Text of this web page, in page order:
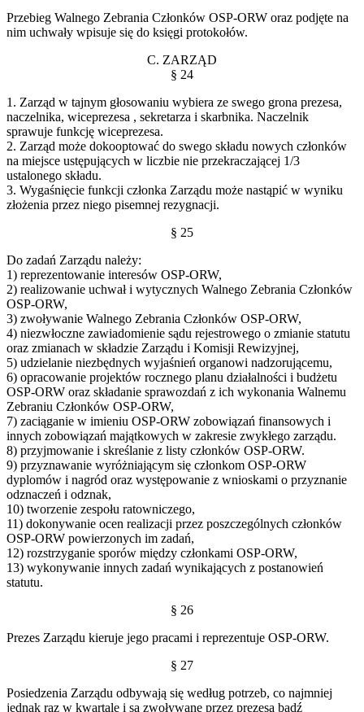
Przebieg Walnego Zebrania Członków OSP-ORW oraz podjęte na
nim uchwały wpisuje się do księgi protokołów.
C. ZARZĄD
§ 24
1. Zarząd w tajnym głosowaniu wybiera ze swego grona prezesa,
naczelnika, wiceprezesa , sekretarza i skarbnika. Naczelnik
sprawuje funkcję wiceprezesa.
2. Zarząd może dokooptować do swego składu nowych członków
na miejsce ustępujących w liczbie nie przekraczającej 1/3
ustalonego składu.
3. Wygaśnięcie funkcji członka Zarządu może nastąpić w wyniku
złożenia przez niego pisemnej rezygnacji.
§ 25
Do zadań Zarządu należy:
1) reprezentowanie interesów OSP-ORW,
2) realizowanie uchwał i wytycznych Walnego Zebrania Członków
OSP-ORW,
3) zwoływanie Walnego Zebrania Członków OSP-ORW,
4) niezwłoczne zawiadomienie sądu rejestrowego o zmianie statutu
oraz zmianach w składzie Zarządu i Komisji Rewizyjnej,
5) udzielanie niezbędnych wyjaśnień organowi nadzorującemu,
6) opracowanie projektów rocznego planu działalności i budżetu
OSP-ORW oraz składanie sprawozdań z ich wykonania Walnemu
Zebraniu Członków OSP-ORW,
7) zaciąganie w imieniu OSP-ORW zobowiązań finansowych i
innych zobowiązań majątkowych w zakresie zwykłego zarządu.
8) przyjmowanie i skreślanie z listy członków OSP-ORW.
9) przyznawanie wyróżniającym się członkom OSP-ORW
dyplomów i nagród oraz występowanie z wnioskami o przyznanie
odznaczeń i odznak,
10) tworzenie zespołu ratowniczego,
11) dokonywanie ocen realizacji przez poszczególnych członków
OSP-ORW powierzonych im zadań,
12) rozstrzyganie sporów między członkami OSP-ORW,
13) wykonywanie innych zadań wynikających z postanowień
statutu.
§ 26
Prezes Zarządu kieruje jego pracami i reprezentuje OSP-ORW.
§ 27
Posiedzenia Zarządu odbywają się według potrzeb, co najmniej
jednak raz w kwartale i są zwoływane przez prezesa bądź